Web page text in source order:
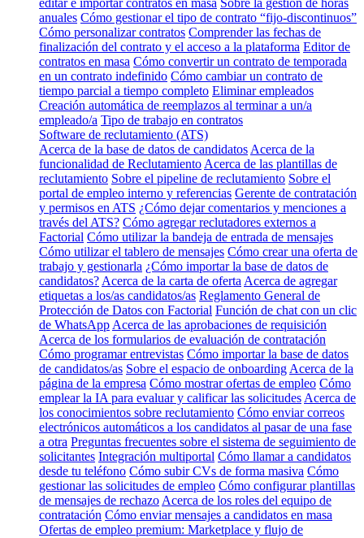
anuales Cómo gestionar el tipo de contrato “fijo-discontinuos”
Cómo personalizar contratos Comprender las fechas de
finalización del contrato y el acceso a la plataforma Editor de
contratos en masa Cómo convertir un contrato de temporada
en un contrato indefinido Cómo cambiar un contrato de
tiempo parcial a tiempo completo Eliminar empleados
Creación automática de reemplazos al terminar a un/a
empleado/a Tipo de trabajo en contratos
Software de reclutamiento (ATS)
Acerca de la base de datos de candidatos Acerca de la
funcionalidad de Reclutamiento Acerca de las plantillas de
reclutamiento Sobre el pipeline de reclutamiento Sobre el
portal de empleo interno y referencias Gerente de contratación
y permisos en ATS ¿Cómo dejar comentarios y menciones a
través del ATS? Cómo agregar reclutadores externos a
Factorial Cómo utilizar la bandeja de entrada de mensajes
Cómo utilizar el tablero de mensajes Cómo crear una oferta de
trabajo y gestionarla ¿Cómo importar la base de datos de
candidatos? Acerca de la carta de oferta Acerca de agregar
etiquetas a los/as candidatos/as Reglamento General de
Protección de Datos con Factorial Función de chat con un clic
de WhatsApp Acerca de las aprobaciones de requisición
Acerca de los formularios de evaluación de contratación
Cómo programar entrevistas Cómo importar la base de datos
de candidatos/as Sobre el espacio de onboarding Acerca de la
página de la empresa Cómo mostrar ofertas de empleo Cómo
emplear la IA para evaluar y calificar las solicitudes Acerca de
los conocimientos sobre reclutamiento Cómo enviar correos
electrónicos automáticos a los candidatos al pasar de una fase
a otra Preguntas frecuentes sobre el sistema de seguimiento de
solicitantes Integración multiportal Cómo llamar a candidatos
desde tu teléfono Cómo subir CVs de forma masiva Cómo
gestionar las solicitudes de empleo Cómo configurar plantillas
de mensajes de rechazo Acerca de los roles del equipo de
contratación Cómo enviar mensajes a candidatos en masa
Ofertas de empleo premium: Marketplace y flujo de